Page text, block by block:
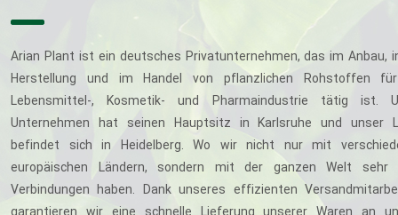
Arian Plant ist ein deutsches Privatunternehmen, das im Anbau,
Herstellung und im Handel von pflanzlichen Rohstoffen
Lebensmittel-, Kosmetik- und Pharmaindustrie tätig ist.
Unternehmen hat seinen Hauptsitz in Karlsruhe und unser
befindet sich in Heidelberg. Wo wir nicht nur mit
europäischen Ländern, sondern mit der ganzen Welt sehr
Verbindungen haben. Dank unseres effizienten